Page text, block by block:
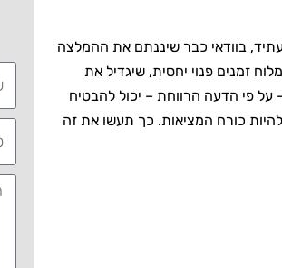
בוודאי כבר שיננתם את ההמלצה
זמנים פנוי יחסית, שיגדיל את
על פי הדעה הרווחת – יכול להבטיח
כורח המציאות. כך תעשו את זה